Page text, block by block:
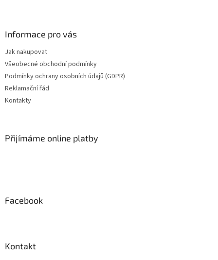
Informace pro vás
Jak nakupovat
Všeobecné obchodní podmínky
Podmínky ochrany osobních údajů (GDPR)
Reklamační řád
Kontakty
Přijímáme online platby
Facebook
Kontakt